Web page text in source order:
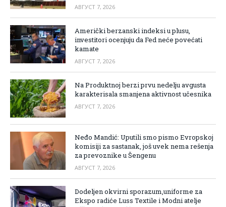
АВГУСТ 7, 2026
Američki berzanski indeksi u plusu,
investitori ocenjuju da Fed neće povećati
kamate
АВГУСТ 7, 2026
Na Produktnoj berzi prvu nedelju avgusta
karakterisala smanjena aktivnost učesnika
АВГУСТ 7, 2026
Neđo Mandić: Uputili smo pismo Evropskoj
komisiji za sastanak, još uvek nema rešenja
za prevoznike u Šengenu
АВГУСТ 7, 2026
Dodeljen okvirni sporazum,uniforme za
Ekspo radiće Luss Textile i Modni atelje